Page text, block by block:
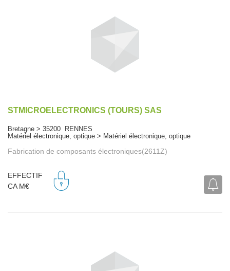
STMICROELECTRONICS (TOURS) SAS
Bretagne > 35200 RENNES
Matériel électronique, optique > Matériel électronique, optique
Fabrication de composants électroniques(2611Z)
EFFECTIF
CA M€